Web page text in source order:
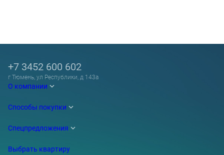
О компании
Способы покупки
Спецпредложения
Выбрать квартиру
+7 3452 600 602
г Тюмень, ул Республики, д 143а